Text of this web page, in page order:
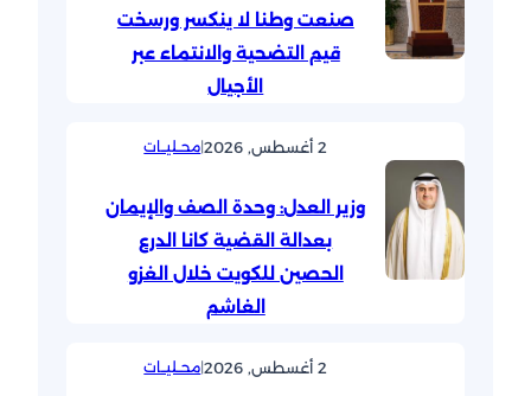
صنعت وطنا لا ينكسر ورسخت
قيم التضحية والانتماء عبر
الأجيال
2 أغسطس, 2026 |محــليــات
وزير العدل: وحدة الصف والإيمان
بعدالة القضية كانا الدرع
الحصين للكويت خلال الغزو
الغاشم
2 أغسطس, 2026 |محــليــات